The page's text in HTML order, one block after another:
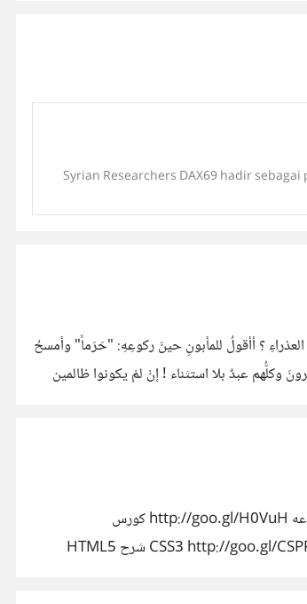
Syrian Researchers DAX69 hadir
؟ أأقولُ للمأبونِ حينَ ركوعِهِ: "حَرَماً" وأمسحُ
وكلُّهم عبدٌ بلا استثناء ! إنْ لمْ يكونوا ظالمين
- كورسات للمصممين: ----------------------------- كورس Flash cs3 كامل شرح عربى http://goo.gl/KyHK4 كورس photoshop cs6 شرح عربى 21 ساعه http://goo.gl/H0VuH كورس
PRIMAVERA P6 شرح عربى http://goo.gl/j3BmU كورس DREAMWEAVER CS6 تصميم مواقع شرح عربى http://goo.gl/wNWrO شرح CSS3 http://goo.gl/CSPP9 شرح HTML5